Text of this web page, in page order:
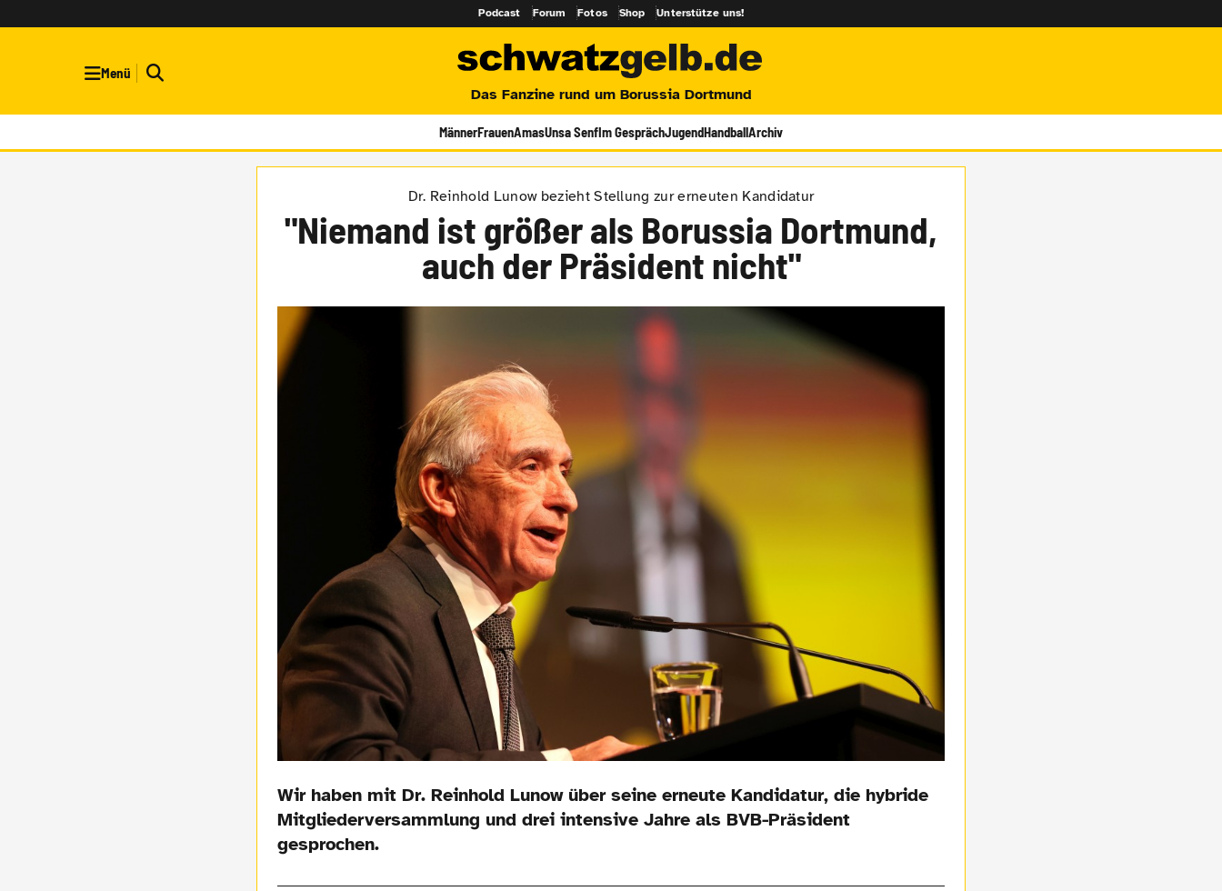
Podcast Forum Fotos Shop Unterstütze uns!
Menü
Das Fanzine rund um Borussia Dortmund
MännerFrauenAmasUnsa SenfIm GesprächJugendHandballArchiv
Dr. Reinhold Lunow bezieht Stellung zur erneuten Kandidatur
"Niemand ist größer als Borussia Dortmund,
auch der Präsident nicht"
Wir haben mit Dr. Reinhold Lunow über seine erneute Kandidatur, die hybride
Mitgliederversammlung und drei intensive Jahre als BVB-Präsident
gesprochen.